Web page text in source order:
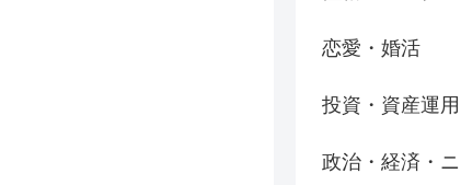
恋愛・婚活
投資・資産運用
政治・経済・